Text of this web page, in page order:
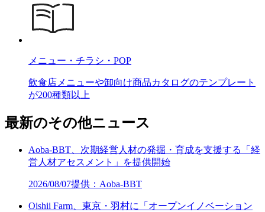
メニュー・チラシ・POP
飲食店メニューや卸向け商品カタログのテンプレート
が200種類以上
最新のその他ニュース
Aoba-BBT、次期経営人材の発掘・育成を支援する「経
営人材アセスメント」を提供開始
2026/08/07提供：Aoba-BBT
Oishii Farm、東京・羽村に「オープンイノベーション